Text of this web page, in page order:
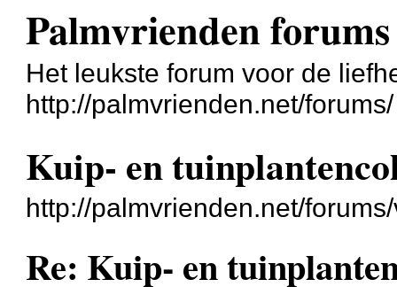
Palmvrienden forums
Het leukste forum voor de
http://palmvrienden.net/forums/
Kuip- en
http://palmvrienden.net/
Re: Kuip- en